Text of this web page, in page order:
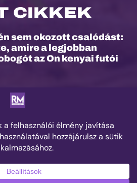
CIKKEK
sem okozott csalódást:
amire a legjobban
az On kenyai futói
ez volt életem
végül nem rólam